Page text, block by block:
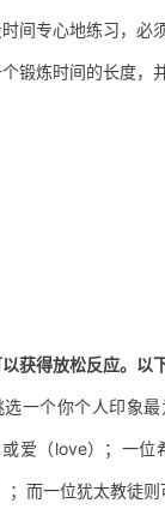
间专心地练习，必
锻炼时间的长度，
获得放松反应。以
选一个你个人印象
爱（love）；一位
；而一位犹太教徒则